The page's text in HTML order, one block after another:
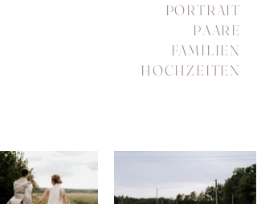
PORTRAIT
PAARE
FAMILIEN
HOCHZEITEN